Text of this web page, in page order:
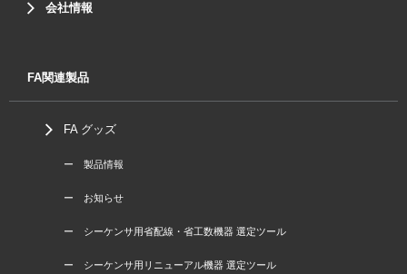
会社情報
FA関連製品
FA グッズ
ー 製品情報
ー お知らせ
ー シーケンサ用省配線・省工数機器 選定ツール
ー シーケンサ用リニューアル機器 選定ツール